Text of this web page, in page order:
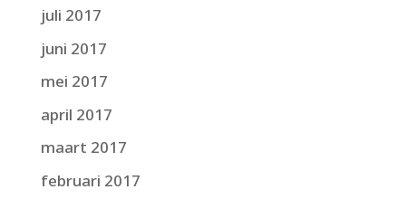
juli 2017
juni 2017
mei 2017
april 2017
maart 2017
februari 2017